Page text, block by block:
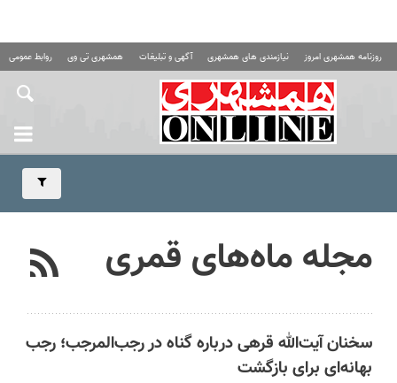
روزنامه همشهری امروز نیازمندی های همشهری آگهی و تبلیغات همشهری تی وی روابط عمومی
مجله ماه‌های قمری
سخنان آیت‌الله قرهی درباره گناه در رجب‌المرجب؛ رجب
بهانه­‌ای برای بازگشت